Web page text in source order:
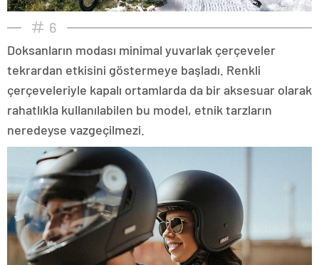
6
Doksanların modası minimal yuvarlak çerçeveler
tekrardan etkisini göstermeye başladı. Renkli
çerçeveleriyle kapalı ortamlarda da bir aksesuar olarak
rahatlıkla kullanılabilen bu model, etnik tarzların
neredeyse vazgeçilmezi.